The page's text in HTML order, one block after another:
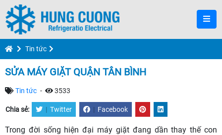
Tin tức
SỬA MÁY GIẶT QUẬN TÂN BÌNH
Tin tức - 3533
Chia sẻ: | Twitter | Facebook
Trong đời sống hiện đại máy giặt đang dần thay thế con